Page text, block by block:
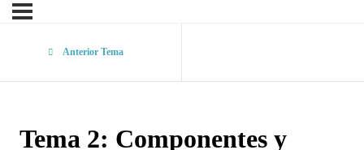
Anterior Tema
Tema 2: Componentes y